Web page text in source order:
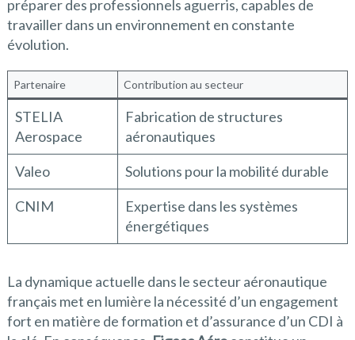
préparer des professionnels aguerris, capables de
travailler dans un environnement en constante
évolution.
Partenaire Contribution au secteur
STELIA
Aerospace
Fabrication de structures
aéronautiques
Valeo
Solutions pour la mobilité durable
CNIM
Expertise dans les systèmes
énergétiques
La dynamique actuelle dans le secteur aéronautique
français met en lumière la nécessité d’un engagement
fort en matière de formation et d’assurance d’un CDI à